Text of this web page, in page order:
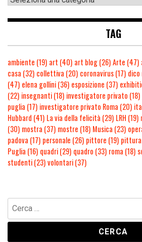
TAG
ambiente (19) art (40) art blog(26)Arte (47)
casa (32) collettiva (20) coronavirus(17) dico
(47) elena gollini(36) esposizione (37)
(22) insegnanti(18) investigatore privato (18)
puglia (17) investigatore privato Roma (20)
Hubbard (41) La via della felicità (29) LRH (19)
(30) mostra (37) mostre (18) Musica (23)
padova (17) personale (26) pittore (19) pittura
Puglia (16) quadri(29) quadro (33) roma (18)
studenti(23)volontari(37)